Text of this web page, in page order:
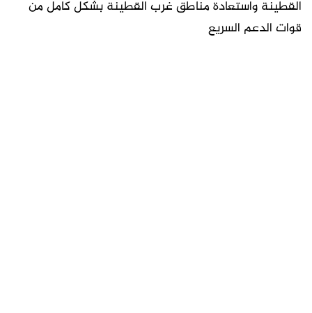
القطينة واستعادة مناطق غرب القطينة بشكل كامل من
قوات الدعم السريع